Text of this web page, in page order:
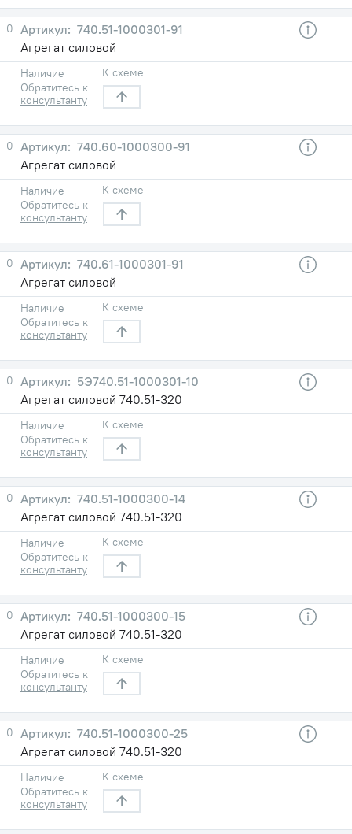
0
740.51-1000301-91
Агрегат силовой
Наличие
Обратитесь к
консультанту
К схеме
0
740.60-1000300-91
Агрегат силовой
Наличие
Обратитесь к
консультанту
К схеме
0
740.61-1000301-91
Агрегат силовой
Наличие
Обратитесь к
консультанту
К схеме
0
5Э740.51-1000301-10
Агрегат силовой 740.51-320
Наличие
Обратитесь к
консультанту
К схеме
0
740.51-1000300-14
Агрегат силовой 740.51-320
Наличие
Обратитесь к
консультанту
К схеме
0
740.51-1000300-15
Агрегат силовой 740.51-320
Наличие
Обратитесь к
консультанту
К схеме
0
740.51-1000300-25
Агрегат силовой 740.51-320
Наличие
Обратитесь к
консультанту
К схеме